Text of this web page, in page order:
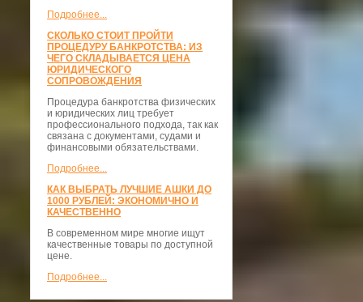
Подробнее...
СКОЛЬКО СТОИТ ПРОЙТИ
ПРОЦЕДУРУ БАНКРОТСТВА: ИЗ
ЧЕГО СКЛАДЫВАЕТСЯ ЦЕНА
ЮРИДИЧЕСКОГО
СОПРОВОЖДЕНИЯ
Процедура банкротства физических
и юридических лиц требует
профессионального подхода, так как
связана с документами, судами и
финансовыми обязательствами.
Подробнее...
КАК ВЫБРАТЬ ЛУЧШИЕ АШКИ ДО
1000 РУБЛЕЙ: ЭКОНОМИЧНО И
КАЧЕСТВЕННО
В современном мире многие ищут
качественные товары по доступной
цене.
Подробнее...